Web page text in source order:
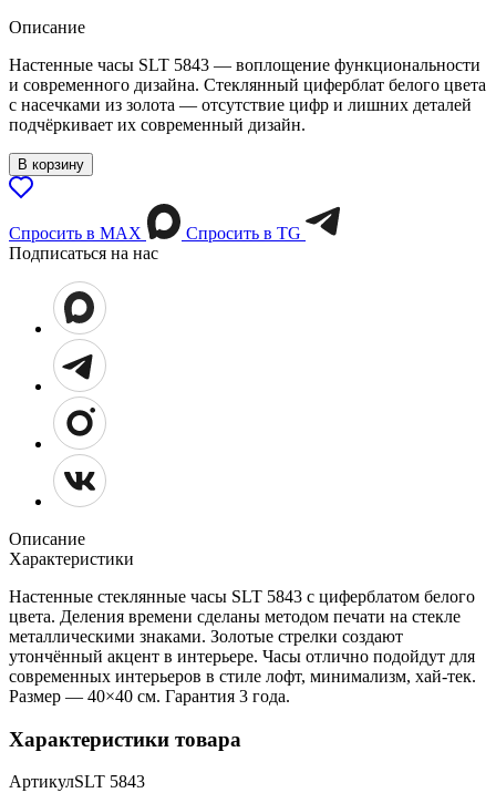
Описание
Настенные часы SLT 5843 — воплощение функциональности
и современного дизайна. Стеклянный циферблат белого цвета
с насечками из золота — отсутствие цифр и лишних деталей
подчёркивает их современный дизайн.
В корзину
Спросить в МАХ
Спросить в TG
Подписаться на нас
Описание
Характеристики
Настенные стеклянные часы SLT 5843 с циферблатом белого
цвета. Деления времени сделаны методом печати на стекле
металлическими знаками. Золотые стрелки создают
утончённый акцент в интерьере. Часы отлично подойдут для
современных интерьеров в стиле лофт, минимализм, хай-тек.
Размер — 40×40 см. Гарантия 3 года.
Характеристики товара
АртикулSLT 5843